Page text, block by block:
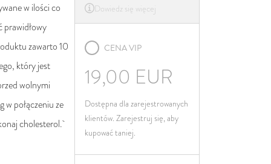
Niderlandy
Poland
Portugalia
Rumunia
Słowacja
Słowenia
w ilości co
prawidłowy
zawarto 10
który jest
wolnymi
połączeniu ze
cholesterol.
Dowiedz się więcej
CENA VIP
19,00 EUR
Dostępna dla zarejestrowanych
klientów. Zarejestruj się, aby
kupować taniej.